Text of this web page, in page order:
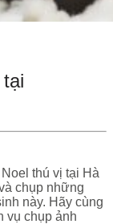
thú vị tại Hà
chụp những
này. Hãy cùng
vụ chụp ảnh